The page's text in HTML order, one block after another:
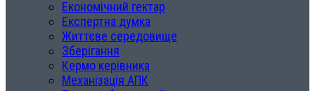
Економічний гектар
Експертна думка
Життєве середовище
Зберігання
Кермо керівника
Механізація АПК